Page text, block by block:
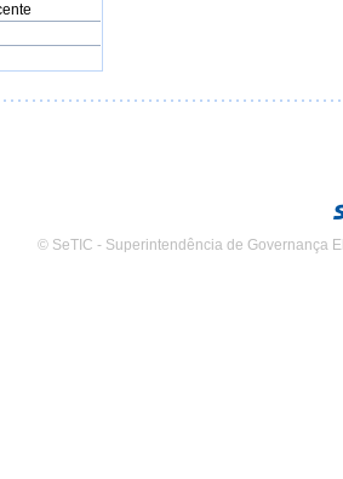
© SeTIC - Superintendência de Governança